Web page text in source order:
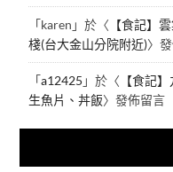
「karen 」於〈 【食記】
棧(台大金山分院附近)〉
「a12425 」於〈 【食記
生魚片、丼飯〉發佈留言